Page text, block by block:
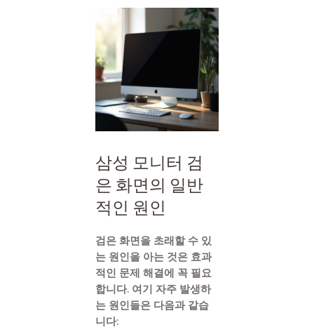
삼성 모니터 검
은 화면의 일반
적인 원인
검은 화면을 초래할 수 있
는 원인을 아는 것은 효과
적인 문제 해결에 꼭 필요
합니다. 여기 자주 발생하
는 원인들은 다음과 같습
니다: